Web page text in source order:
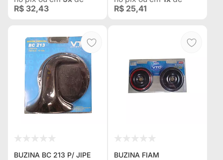
R$ 32,43
R$ 25,41
BUZINA BC 213 P/ JIPE BUZINA FIAM